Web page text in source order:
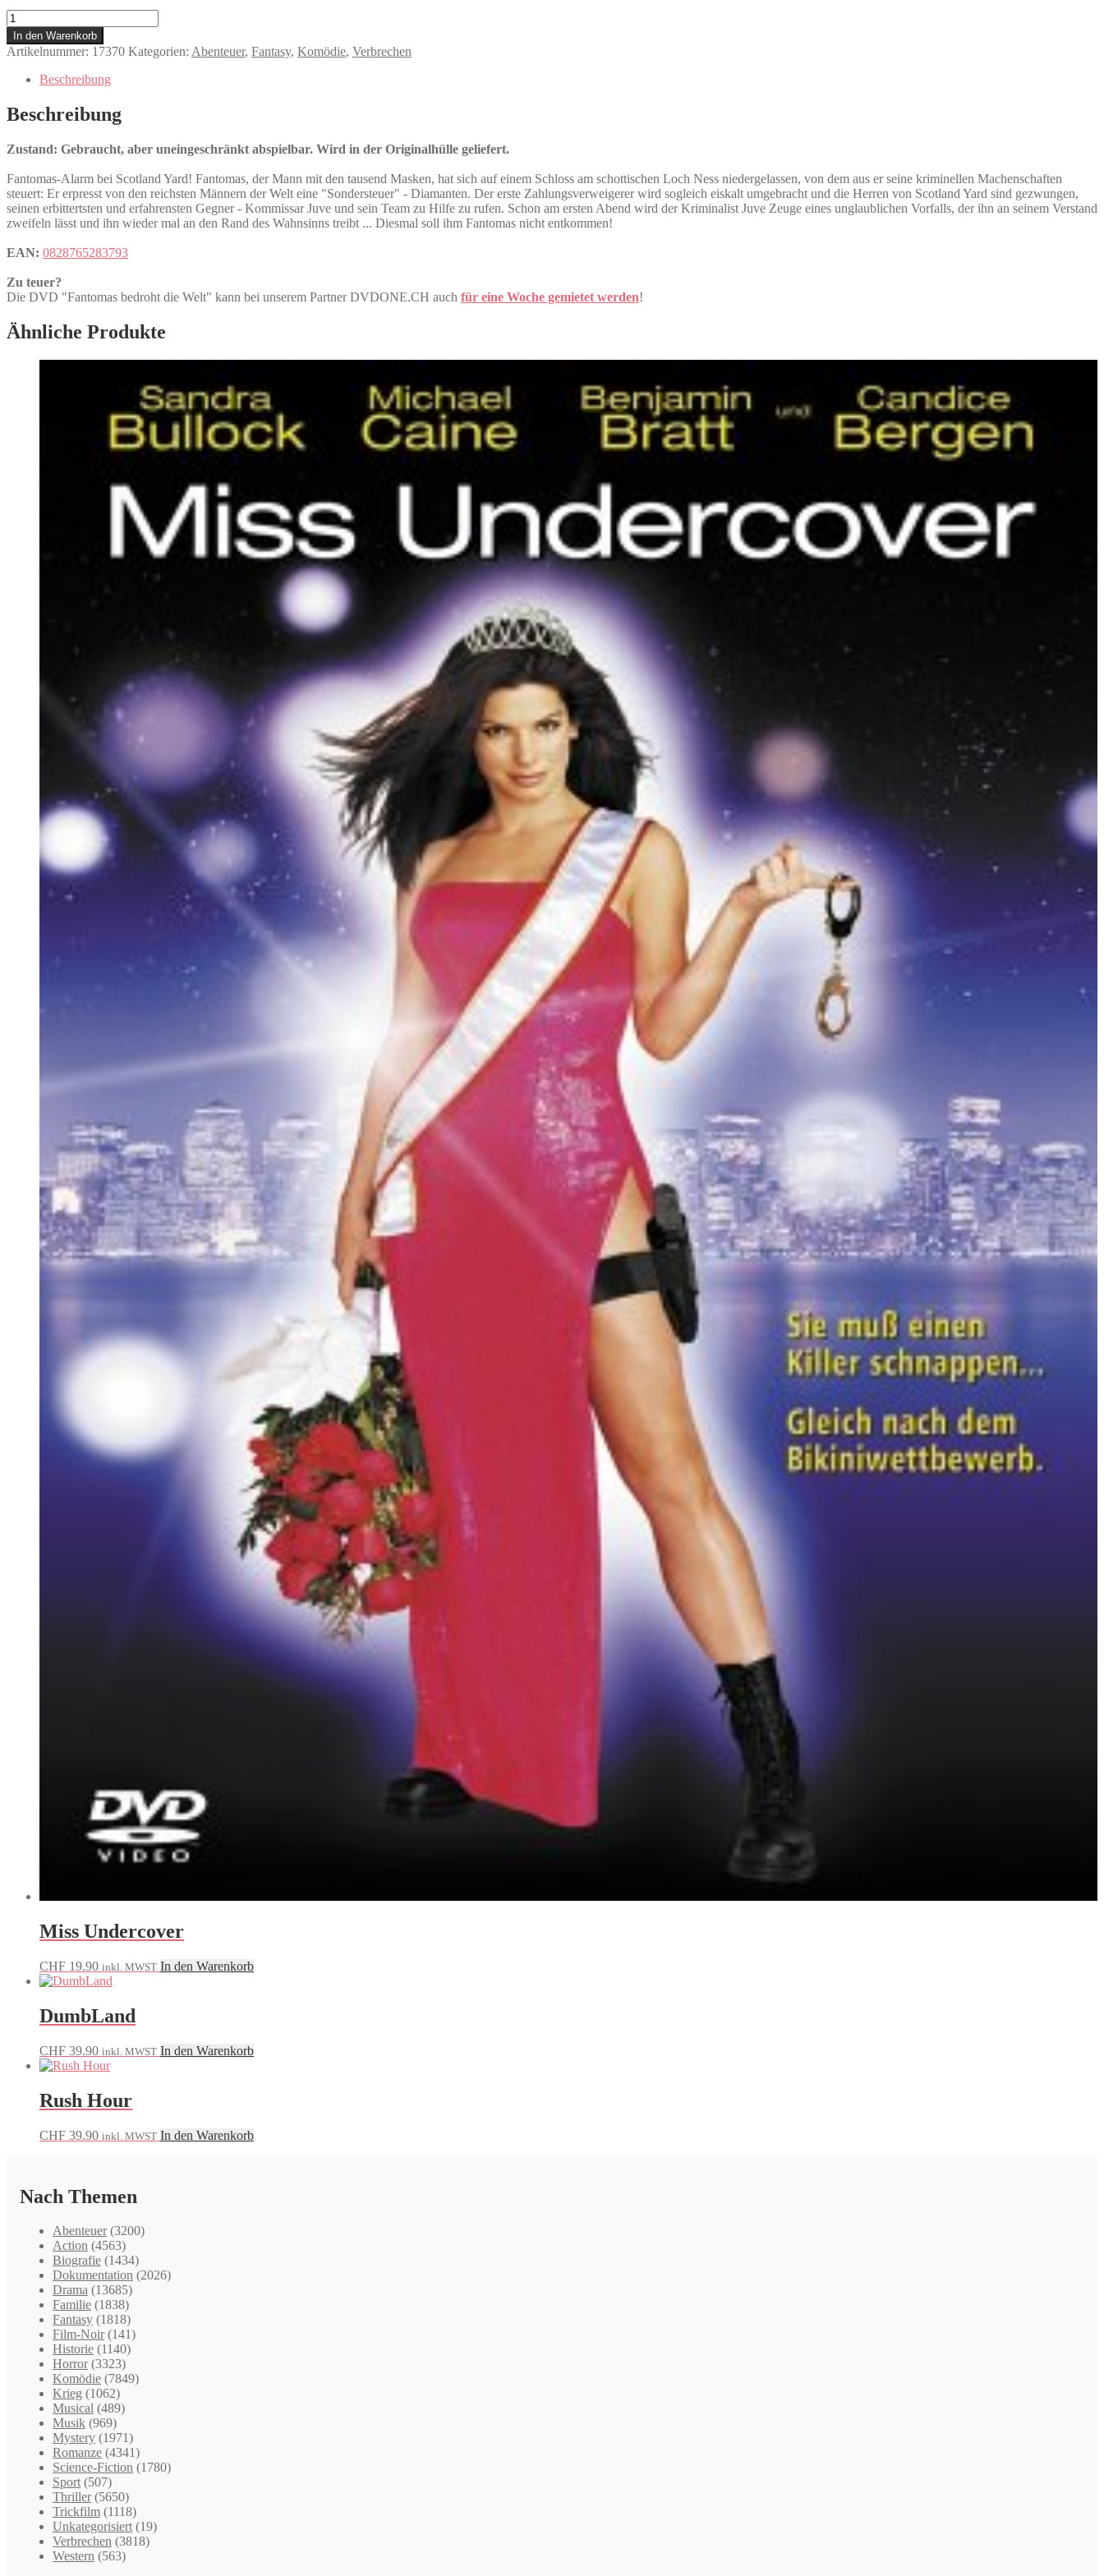
Fantomas
bedroht
die
Welt
Menge
In den Warenkorb
Artikelnummer: 17370 Kategorien: Abenteuer, Fantasy, Komödie, Verbrechen
Beschreibung
Beschreibung
Zustand: Gebraucht, aber uneingeschränkt abspielbar. Wird in der Originalhülle geliefert.
Fantomas-Alarm bei Scotland Yard! Fantomas, der Mann mit den tausend Masken, hat sich auf einem Schloss am schottischen Loch Ness niedergelassen, von dem aus er seine kriminellen Machenschaften
steuert: Er erpresst von den reichsten Männern der Welt eine "Sondersteuer" - Diamanten. Der erste Zahlungsverweigerer wird sogleich eiskalt umgebracht und die Herren von Scotland Yard sind gezwungen,
seinen erbittertsten und erfahrensten Gegner - Kommissar Juve und sein Team zu Hilfe zu rufen. Schon am ersten Abend wird der Kriminalist Juve Zeuge eines unglaublichen Vorfalls, der ihn an seinem Verstand
zweifeln lässt und ihn wieder mal an den Rand des Wahnsinns treibt ... Diesmal soll ihm Fantomas nicht entkommen!
EAN: 0828765283793
Zu teuer?
Die DVD "Fantomas bedroht die Welt" kann bei unserem Partner DVDONE.CH auch für eine Woche gemietet werden!
Ähnliche Produkte
Miss Undercover
CHF 19.90 inkl. MWST In den Warenkorb
DumbLand
CHF 39.90 inkl. MWST In den Warenkorb
Rush Hour
CHF 39.90 inkl. MWST In den Warenkorb
Nach Themen
Abenteuer (3200)
Action (4563)
Biografie (1434)
Dokumentation (2026)
Drama (13685)
Familie (1838)
Fantasy (1818)
Film-Noir (141)
Historie (1140)
Horror (3323)
Komödie (7849)
Krieg (1062)
Musical (489)
Musik (969)
Mystery (1971)
Romanze (4341)
Science-Fiction (1780)
Sport (507)
Thriller (5650)
Trickfilm (1118)
Unkategorisiert (19)
Verbrechen (3818)
Western (563)